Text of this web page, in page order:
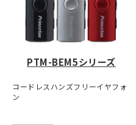
PTM-BEM5シリーズ
コードレスハンズフリーイヤフォ
ン